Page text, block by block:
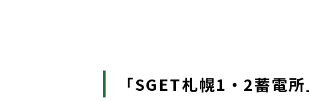
「SGET札幌1・2蓄電